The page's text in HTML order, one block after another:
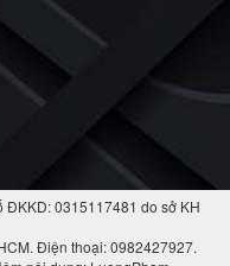
ĐKKD: 0315117481 do sở KH
Điện thoại: 0982427927.